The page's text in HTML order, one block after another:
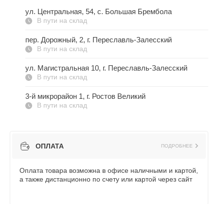
ул. Центральная, 54, c. Большая Брембола
В пути на склад
пер. Дорожный, 2, г. Переславль-Залесский
В пути на склад
ул. Магистральная 10, г. Переславль-Залесский
В пути на склад
3-й микрорайон 1, г. Ростов Великий
В пути на склад
ОПЛАТА ПОДРОБНЕЕ
Оплата товара возможна в офисе наличными и картой,
а также дистанционно по счету или картой через сайт